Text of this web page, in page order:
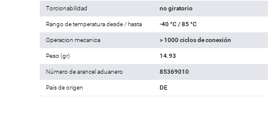
Torcionabilidad no giratorio
Rango de temperatura desde / hasta -40 °C / 85 °C
Operacion mecanica > 1000 ciclos de conexión
Peso (gr) 14.93
Número de arancel aduanero 85369010
País de origen DE